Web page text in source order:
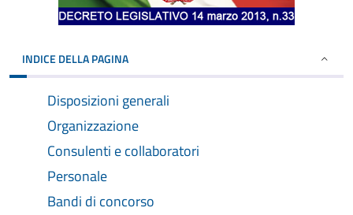
INDICE DELLA PAGINA
Disposizioni generali
Organizzazione
Consulenti e collaboratori
Personale
Bandi di concorso